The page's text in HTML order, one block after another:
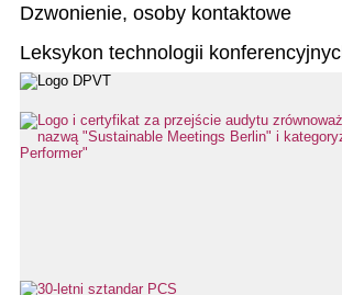
Dzwonienie, osoby kontaktowe
Leksykon technologii